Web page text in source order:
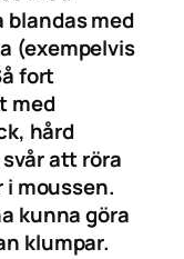
blandas med
(exempelvis
fort
med
hård
att röra
moussen.
kunna göra
klumpar.